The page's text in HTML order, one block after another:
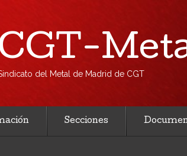
del Metal de Madrid de CGT
Secciones